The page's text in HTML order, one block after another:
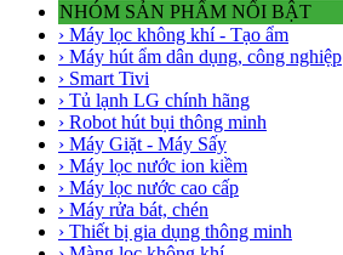
NHÓM SẢN PHẨM NỔI BẬT
› Máy lọc không khí - Tạo ẩm
› Máy hút ẩm dân dụng, công nghiệp
› Smart Tivi
› Tủ lạnh LG chính hãng
› Robot hút bụi thông minh
› Máy Giặt - Máy Sấy
› Máy lọc nước ion kiềm
› Máy lọc nước cao cấp
› Máy rửa bát, chén
› Thiết bị gia dụng thông minh